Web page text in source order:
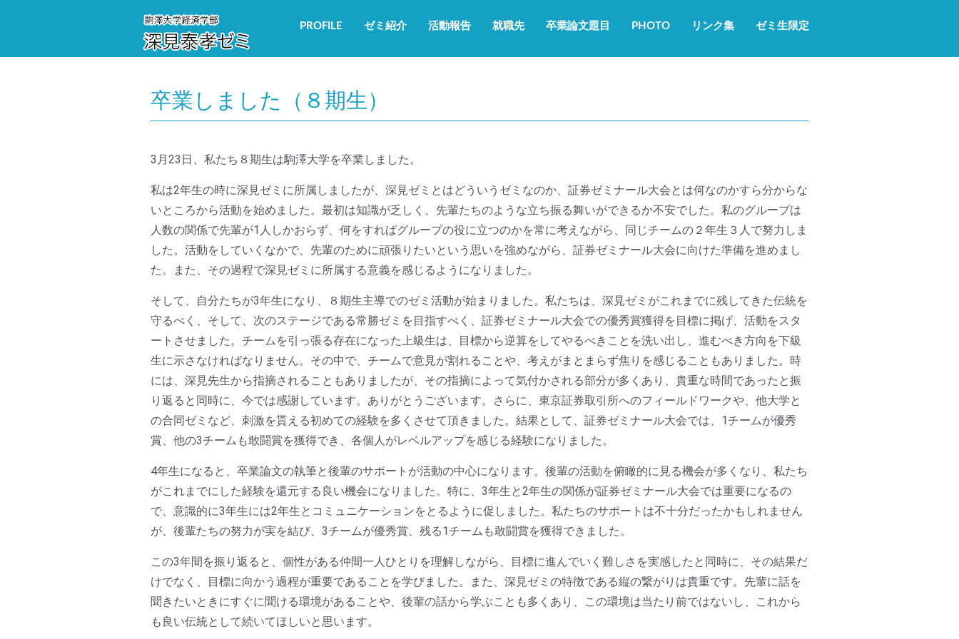
PROFILE ゼミ紹介 活動報告 就職先 卒業論文題目 PHOTO リンク集 ゼミ生限定
卒業しました（８期生）
3月23日、私たち８期生は駒澤大学を卒業しました。
私は2年生の時に深見ゼミに所属しましたが、深見ゼミとはどういうゼミなのか、証券ゼミナール大会とは何なのかすら分からな
いところから活動を始めました。最初は知識が乏しく、先輩たちのような立ち振る舞いができるか不安でした。私のグループは
人数の関係で先輩が1人しかおらず、何をすればグループの役に立つのかを常に考えながら、同じチームの２年生３人で努力しま
した。活動をしていくなかで、先輩のために頑張りたいという思いを強めながら、証券ゼミナール大会に向けた準備を進めまし
た。また、その過程で深見ゼミに所属する意義を感じるようになりました。
そして、自分たちが3年生になり、８期生主導でのゼミ活動が始まりました。私たちは、深見ゼミがこれまでに残してきた伝統を
守るべく、そして、次のステージである常勝ゼミを目指すべく、証券ゼミナール大会での優秀賞獲得を目標に掲げ、活動をスタ
ートさせました。チームを引っ張る存在になった上級生は、目標から逆算をしてやるべきことを洗い出し、進むべき方向を下級
生に示さなければなりません。その中で、チームで意見が割れることや、考えがまとまらず焦りを感じることもありました。時
には、深見先生から指摘されることもありましたが、その指摘によって気付かされる部分が多くあり、貴重な時間であったと振
り返ると同時に、今では感謝しています。ありがとうございます。さらに、東京証券取引所へのフィールドワークや、他大学と
の合同ゼミなど、刺激を貰える初めての経験を多くさせて頂きました。結果として、証券ゼミナール大会では、1チームが優秀
賞、他の3チームも敢闘賞を獲得でき、各個人がレベルアップを感じる経験になりました。
4年生になると、卒業論文の執筆と後輩のサポートが活動の中心になります。後輩の活動を俯瞰的に見る機会が多くなり、私たち
がこれまでにした経験を還元する良い機会になりました。特に、3年生と2年生の関係が証券ゼミナール大会では重要になるの
で、意識的に3年生には2年生とコミュニケーションをとるように促しました。私たちのサポートは不十分だったかもしれません
が、後輩たちの努力が実を結び、3チームが優秀賞、残る1チームも敢闘賞を獲得できました。
この3年間を振り返ると、個性がある仲間一人ひとりを理解しながら、目標に進んでいく難しさを実感したと同時に、その結果だ
けでなく、目標に向かう過程が重要であることを学びました。また、深見ゼミの特徴である縦の繋がりは貴重です。先輩に話を
聞きたいときにすぐに聞ける環境があることや、後輩の話から学ぶことも多くあり、この環境は当たり前ではないし、これから
も良い伝統として続いてほしいと思います。